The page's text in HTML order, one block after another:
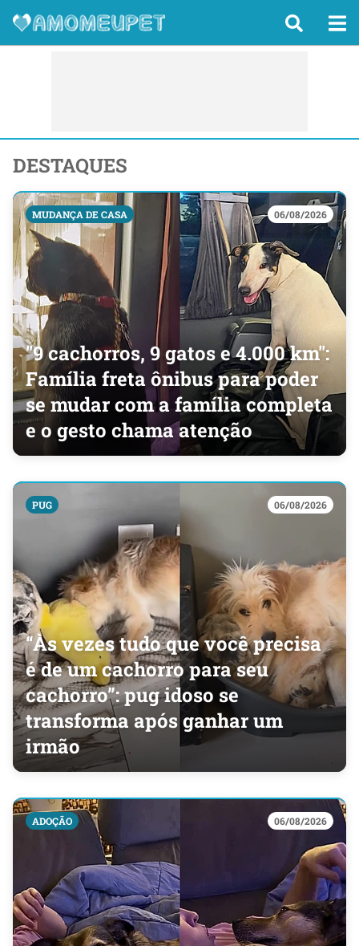
DESTAQUES
MUDANÇA DE CASA 06/08/2026
"9 cachorros, 9 gatos e 4.000 km":
Família freta ônibus para poder
se mudar com a família completa
e o gesto chama atenção
PUG 06/08/2026
“Às vezes tudo que você precisa
é de um cachorro para seu
cachorro”: pug idoso se
transforma após ganhar um
irmão
ADOÇÃO 06/08/2026